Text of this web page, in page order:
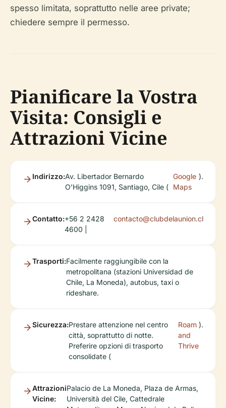
spesso limitata, soprattutto nelle aree private;
chiedere sempre il permesso.
Pianificare la Vostra
Visita: Consigli e
Attrazioni Vicine
Indirizzo:Av. Libertador Bernardo
O’Higgins 1091, Santiago, Cile (
Google
Maps
).
Contatto:+56 2 2428
4600 |
contacto@clubdelaunion.cl
Trasporti:Facilmente raggiungibile con la
metropolitana (stazioni Universidad de
Chile, La Moneda), autobus, taxi o
rideshare.
Sicurezza:Prestare attenzione nel centro
città, soprattutto di notte.
Preferire opzioni di trasporto
consolidate (
Roam
and
Thrive
).
Attrazioni
Vicine:
Palacio de La Moneda, Plaza de Armas,
Università del Cile, Cattedrale